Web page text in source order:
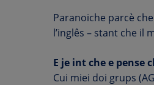
Paranoiche parcè
l’inglês – stant che il
E je int che e
Cui miei doi grups